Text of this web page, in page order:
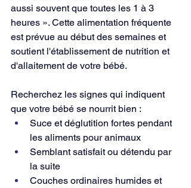
aussi souvent que toutes les 1 à 3
heures ». Cette alimentation fréquente
est prévue au début des semaines et
soutient l'établissement de nutrition et
d'allaitement de votre bébé.
Recherchez les signes qui indiquent
que votre bébé se nourrit bien :
Suce et déglutition fortes pendant
les aliments pour animaux
Semblant satisfait ou détendu par
la suite
Couches ordinaires humides et